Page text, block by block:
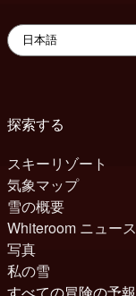
探索する
スキーリゾート
気象マップ
雪の概要
Whiteroom ニュース
写真
私の雪